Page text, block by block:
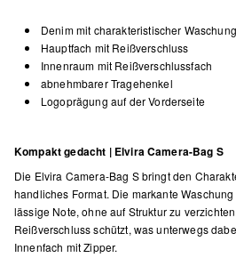
Denim mit charakteristischer Waschung
Hauptfach mit Reißverschluss
Innenraum mit Reißverschlussfach
abnehmbarer Tragehenkel
Logoprägung auf der Vorderseite
Kompakt gedacht | Elvira Camera-Bag S
Die Elvira Camera-Bag S bringt den
handliches Format. Die markante
lässige Note, ohne auf Struktur zu
Reißverschluss schützt, was unterwegs
Innenfach mit Zipper.